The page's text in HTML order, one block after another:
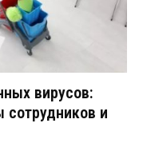
вирусов:
и